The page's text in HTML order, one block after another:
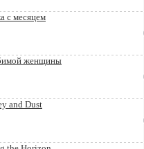
с месяцем
женщины
and Dust